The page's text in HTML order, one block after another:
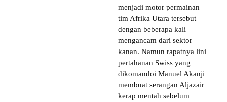
menjadi motor permainan
tim Afrika Utara tersebut
dengan beberapa kali
mengancam dari sektor
kanan. Namun rapatnya lini
pertahanan Swiss yang
dikomandoi Manuel Akanji
membuat serangan Aljazair
kerap mentah sebelum